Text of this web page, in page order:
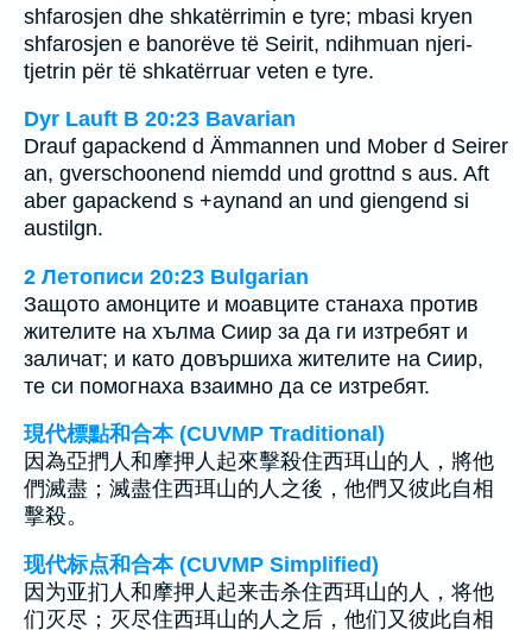
shfarosjen dhe shkatërrimin e tyre; mbasi kryen
shfarosjen e banorëve të Seirit, ndihmuan njeri-
tjetrin për të shkatërruar veten e tyre.
Dyr Lauft B 20:23 Bavarian
Drauf gapackend d Ämmannen und Mober d Seirer
an, gverschoonend niemdd und grottnd s aus. Aft
aber gapackend s +aynand an und giengend si
austilgn.
2 Летописи 20:23 Bulgarian
Защото амонците и моавците станаха против
жителите на хълма Сиир за да ги изтребят и
заличат; и като довършиха жителите на Сиир,
те си помогнаха взаимно да се изтребят.
現代標點和合本 (CUVMP Traditional)
因為亞捫人和摩押人起來擊殺住西珥山的人，將他
們滅盡；滅盡住西珥山的人之後，他們又彼此自相
擊殺。
现代标点和合本 (CUVMP Simplified)
因为亚扪人和摩押人起来击杀住西珥山的人，将他
们灭尽；灭尽住西珥山的人之后，他们又彼此自相